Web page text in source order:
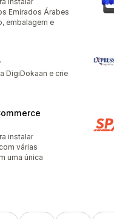
Emirados Árabes
embalagem e
DigiDokaan e crie
instalar
várias
uma única